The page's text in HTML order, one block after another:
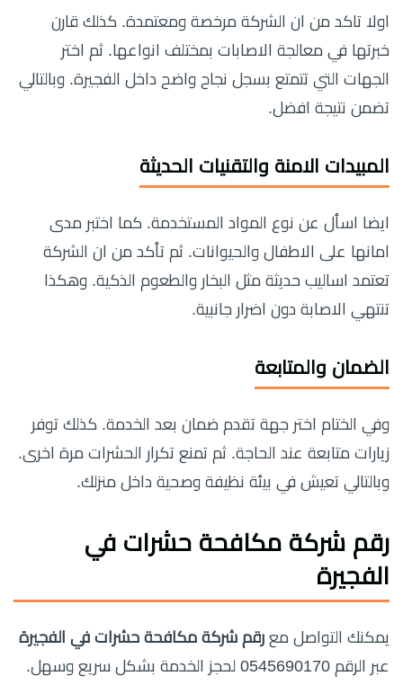
اولا تاكد من ان الشركة مرخصة ومعتمدة. كذلك قارن
خبرتها في معالجة الاصابات بمختلف انواعها. ثم اختر
الجهات التي تتمتع بسجل نجاح واضح داخل الفجيرة. وبالتالي
تضمن نتيجة افضل.
المبيدات الامنة والتقنيات الحديثة
ايضا اسأل عن نوع المواد المستخدمة. كما اختبر مدى
امانها على الاطفال والحيوانات. ثم تأكد من ان الشركة
تعتمد اساليب حديثة مثل البخار والطعوم الذكية. وهكذا
تنتهي الاصابة دون اضرار جانبية.
الضمان والمتابعة
وفي الختام اختر جهة تقدم ضمان بعد الخدمة. كذلك توفر
زيارات متابعة عند الحاجة. ثم تمنع تكرار الحشرات مرة اخرى.
وبالتالي تعيش في بيئة نظيفة وصحية داخل منزلك.
رقم شركة مكافحة حشرات في
الفجيرة
يمكنك التواصل مع رقم شركة مكافحة حشرات في الفجيرة
عبر الرقم 0545690170 لحجز الخدمة بشكل سريع وسهل.